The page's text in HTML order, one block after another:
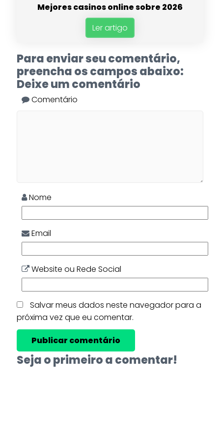
Mejores casinos online sobre 2026
Ler artigo
Para enviar seu comentário,
preencha os campos abaixo:
Deixe um comentário
Comentário
Nome
Email
Website ou Rede Social
Salvar meus dados neste navegador para a
próxima vez que eu comentar.
Seja o primeiro a comentar!